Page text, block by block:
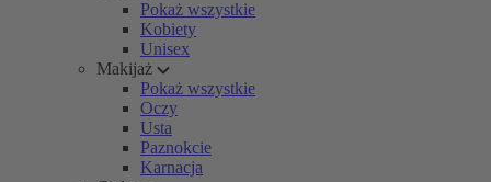
Pokaż wszystkie
Kobiety
Unisex
Makijaż
Pokaż wszystkie
Oczy
Usta
Paznokcie
Karnacja